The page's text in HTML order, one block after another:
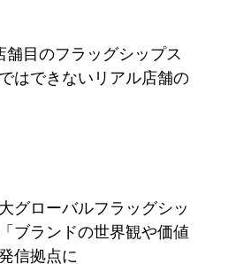
舗目のフラッグシップス
はできないリアル店舗の
グローバルフラッグシッ
ランドの世界観や価値
信拠点に